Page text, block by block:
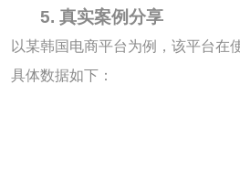
5. 真实案例分享
以某韩国电商平台为例，该平台在
具体数据如下：